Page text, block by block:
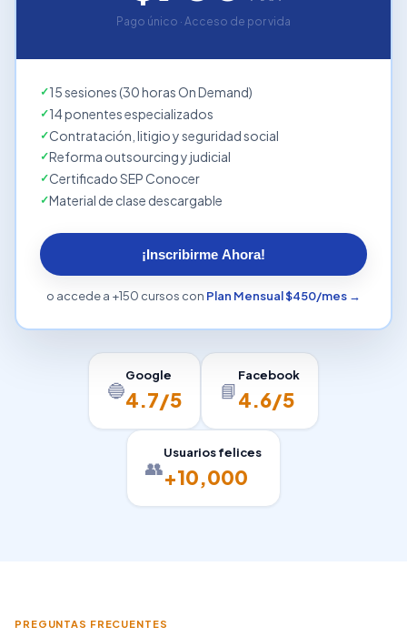
Pago único · Acceso de por vida
15 sesiones (30 horas On Demand)
14 ponentes especializados
Contratación, litigio y seguridad social
Reforma outsourcing y judicial
Certificado SEP Conocer
Material de clase descargable
¡Inscribirme Ahora!
o accede a +150 cursos con Plan Mensual $450/mes →
🔵
Google
4.7/5 📘
Facebook
4.6/5
👥
Usuarios felices
+10,000
PREGUNTAS FRECUENTES